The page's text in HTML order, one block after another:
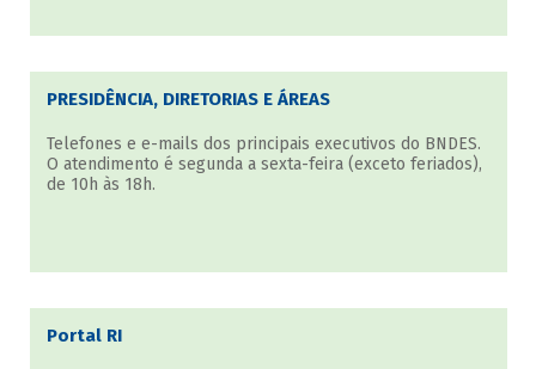
PRESIDÊNCIA, DIRETORIAS E ÁREAS
Telefones e e-mails dos principais executivos do BNDES.
O atendimento é segunda a sexta-feira (exceto feriados),
de 10h às 18h.
Portal RI